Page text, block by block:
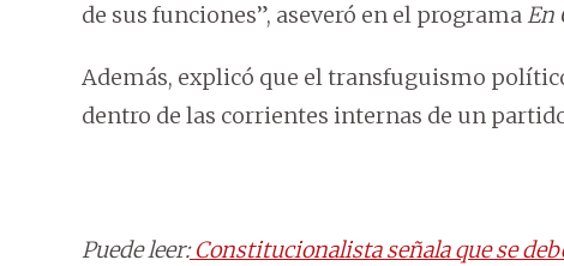
de sus funciones”, aseveró en el programaEn
Además, explicó que el transfuguismo
dentro de las corrientes internas de un
Puede leer:Constitucionalista señala que se